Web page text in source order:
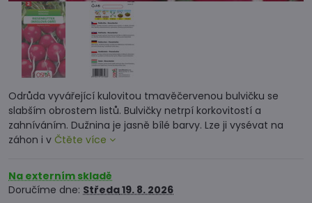
Odrůda vyvářející kulovitou tmavěčervenou bulvičku se
slabším obrostem listů. Bulvičky netrpí korkovitostí a
zahníváním. Dužnina je jasně bílé barvy. Lze ji vysévat na
záhon i v Čtěte více
Na externím skladě
Doručíme dne: Středa19. 8. 2026